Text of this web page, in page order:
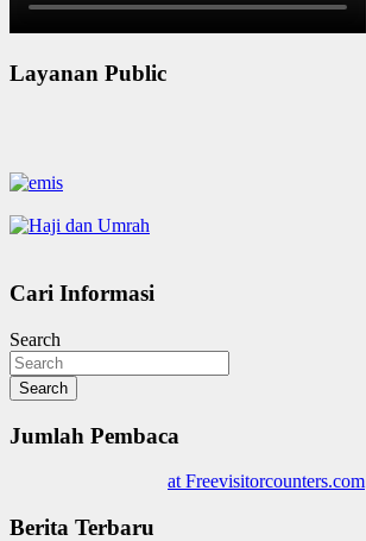
Layanan Public
Cari Informasi
Search
Search
Jumlah Pembaca
at Freevisitorcounters.com
Berita Terbaru